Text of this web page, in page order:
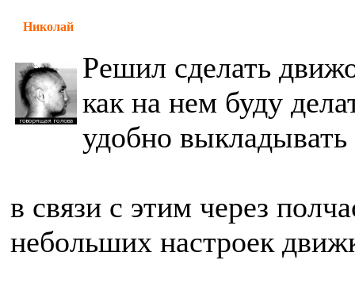
Николай
Решил сделать
как на нем буду
удобно
в связи с этим через
небольших настроек